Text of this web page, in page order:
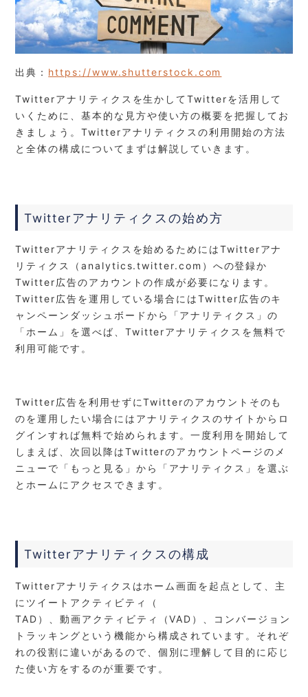
出典： https://www.shutterstock.com
Twitterアナリティクスを生かしてTwitterを活用して
いくために、基本的な見方や使い方の概要を把握してお
きましょう。Twitterアナリティクスの利用開始の方法
と全体の構成についてまずは解説していきます。
Twitterアナリティクスの始め方
Twitterアナリティクスを始めるためにはTwitterアナ
リティクス（analytics.twitter.com）への登録か
Twitter広告のアカウントの作成が必要になります。
Twitter広告を運用している場合にはTwitter広告のキ
ャンペーンダッシュボードから「アナリティクス」の
「ホーム」を選べば、Twitterアナリティクスを無料で
利用可能です。
Twitter広告を利用せずにTwitterのアカウントそのも
のを運用したい場合にはアナリティクスのサイトからロ
グインすれば無料で始められます。一度利用を開始して
しまえば、次回以降はTwitterのアカウントページのメ
ニューで「もっと見る」から「アナリティクス」を選ぶ
とホームにアクセスできます。
Twitterアナリティクスの構成
Twitterアナリティクスはホーム画面を起点として、主
にツイートアクティビティ（
TAD）、動画アクティビティ（VAD）、コンバージョン
トラッキングという機能から構成されています。それぞ
れの役割に違いがあるので、個別に理解して目的に応じ
た使い方をするのが重要です。